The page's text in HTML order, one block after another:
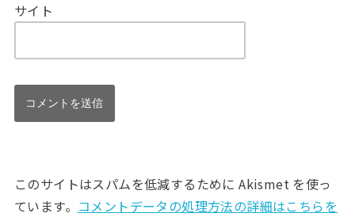
サイト
このサイトはスパムを低減するために Akismet を使っ
ています。 コメントデータの処理方法の詳細はこちらを